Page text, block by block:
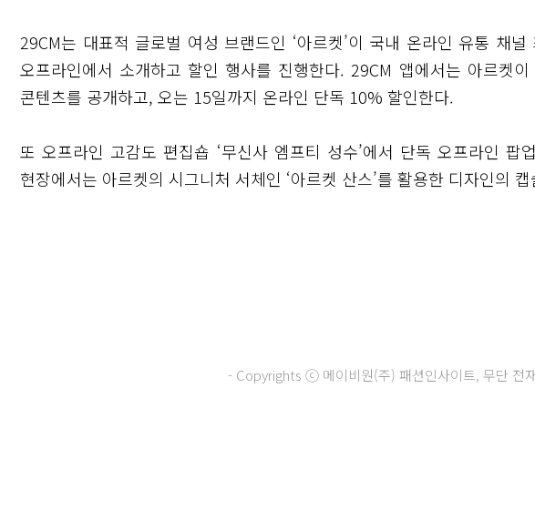
29CM는 대표적 글로벌 여성 브랜드인 ‘아르켓’이 국내 온라인 유통 채
오프라인에서 소개하고 할인 행사를 진행한다. 29CM 앱에서는 아르켓
콘텐츠를 공개하고, 오는 15일까지 온라인 단독 10% 할인한다.
또 오프라인 고감도 편집숍 ‘무신사 엠프티 성수’에서 단독 오프라인
현장에서는 아르켓의 시그니처 서체인 ‘아르켓 산스’를 활용한 디자인의
- Copyrights ⓒ 메이비원(주) 패션인사이트, 무단 전